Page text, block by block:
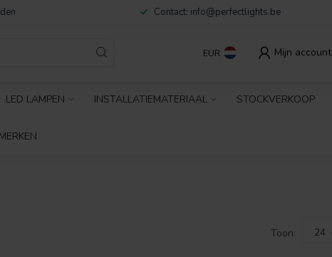
Contact: info@perfectlights.be
EUR Mijn account
LED LAMPEN INSTALLATIEMATERIAAL STOCKVERKOOP
MERKEN
Toon: